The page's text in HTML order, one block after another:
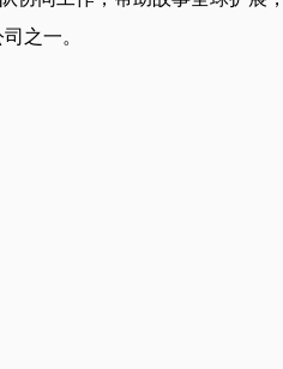
之一。